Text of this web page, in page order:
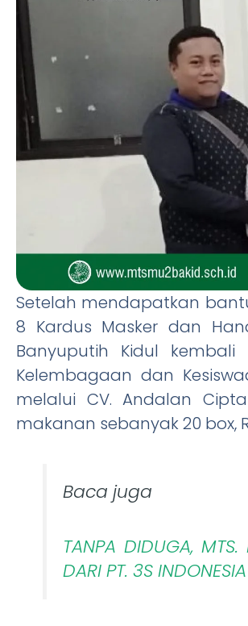
Setelah mendapatkan
8 Kardus Masker dan
Banyuputih Kidul
Kelembagaan dan
melalui CV. Andalan
makanan sebanyak 20 box,
Baca juga
TANPA DIDUGA,
DARI PT. 3S